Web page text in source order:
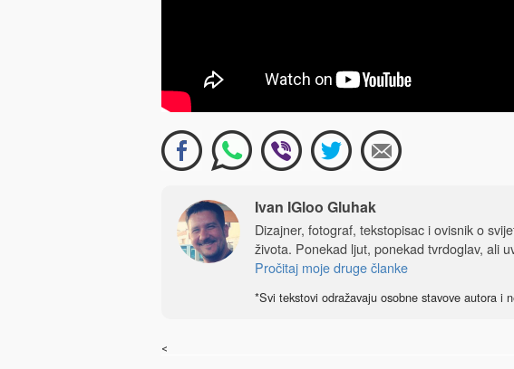
Ivan IGloo Gluhak
Dizajner, fotograf, tekstopisac i ovisnik o
života. Ponekad ljut, ponekad tvrdoglav, ali
Pročitaj moje druge članke
*Svi tekstovi odražavaju osobne stavove autora i
<